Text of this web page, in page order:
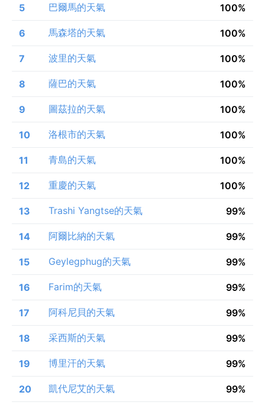
5 巴爾馬的天氣 100%
6 馬森塔的天氣 100%
7 波里的天氣 100%
8 薩巴的天氣 100%
9 圖茲拉的天氣 100%
10 洛根市的天氣 100%
11 青島的天氣 100%
12 重慶的天氣 100%
13 Trashi Yangtse的天氣 99%
14 阿爾比納的天氣 99%
15 Geylegphug的天氣 99%
16 Farim的天氣 99%
17 阿科尼貝的天氣 99%
18 采西斯的天氣 99%
19 博里汗的天氣 99%
20 凱代尼艾的天氣 99%